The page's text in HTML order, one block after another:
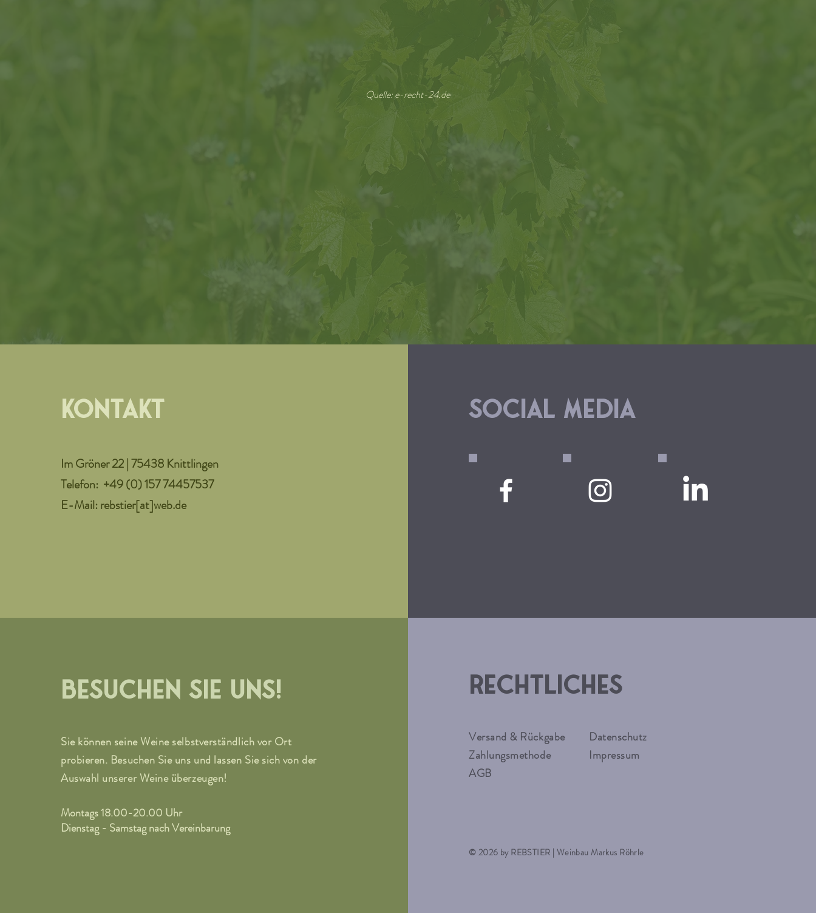
Quelle: e-recht-24.de
KONTAKT
Im Gröner 22 | 75438 Knittlingen
Telefon: +49 (0) 157 74457537
E-Mail: rebstier[at]web.de
SOCIAL MEDIA
BESUCHEN SIE UNS!
Sie können seine Weine selbstverständlich vor Ort
probieren. Besuchen Sie uns und lassen Sie sich von der
Auswahl unserer Weine überzeugen!
Montags 18.00-20.00 Uhr
Dienstag - Samstag nach Vereinbarung
rechtliches
Versand & Rückgabe
Zahlungsmethode
Datenschutz
Impressum
AGB
© 2026 by REBSTIER | Weinbau Markus Röhrle